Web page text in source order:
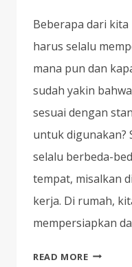
Beberapa dari
harus selalu
mana pun dan
sudah yakin
sesuai dengan
untuk digunakan?
selalu berbeda-
tempat, misalkan
kerja. Di rumah,
mempersiapkan
READ MOREJANGAN